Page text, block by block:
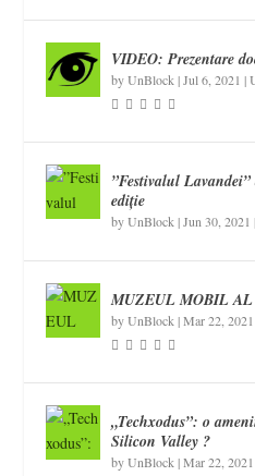
VIDEO: Prezentare
byUnBlock |Jul 6, 2021 |
”Festivalul
ediție
byUnBlock |Jun 30, 2021
MUZEUL MOBIL
byUnBlock |Mar 22, 2021
„Techxodus”: o
Silicon Valley ?
byUnBlock |Mar 22, 2021